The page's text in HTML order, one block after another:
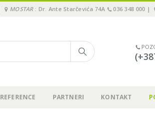
MOSTAR: Dr. Ante Starčevića 74A 036 348 000 |
REFERENCE PARTNERI KONTAKT